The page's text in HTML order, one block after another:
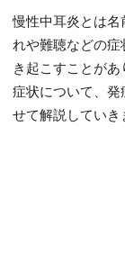
慢性中耳炎とは
れや難聴などの
き起こすことが
症状について、
せて解説していき